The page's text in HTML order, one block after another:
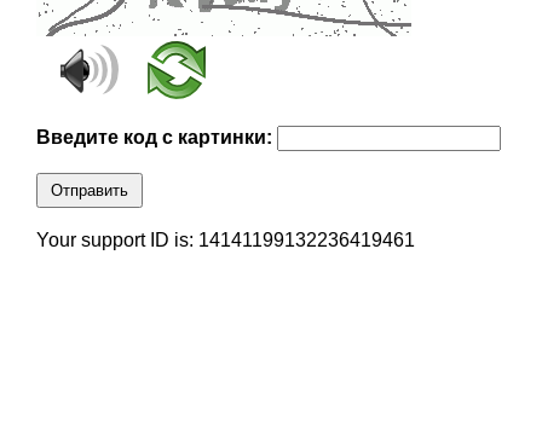
Введите код с картинки:
Отправить
Your support ID is: 14141199132236419461